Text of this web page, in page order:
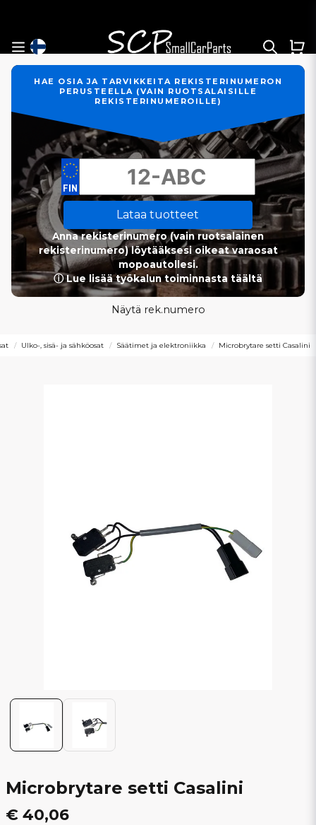
HAE OSIA JA TARVIKKEITA REKISTERINUMERON
PERUSTEELLA (VAIN RUOTSALAISILLE
REKISTERINUMEROILLE)
Lataa tuotteet
Anna rekisterinumero (vain ruotsalainen
rekisterinumero) löytääksesi oikeat varaosat
mopoautollesi.
ⓘ Lue lisää työkalun toiminnasta täältä
Näytä rek.numero
Ulko-, sisä- ja sähköosat Säätimet ja elektroniikka Microbrytare setti Casalini
Microbrytare setti Casalini
€ 40,06